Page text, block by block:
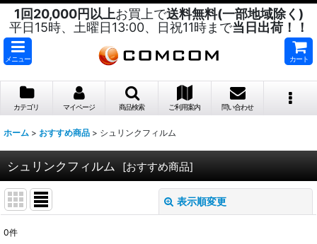
1回20,000円以上お買上で送料無料(一部地域除く)
平日15時、土曜日13:00、日祝11時まで当日出荷！！
メニュー カート
カテゴリ マイページ 商品検索 ご利用案内 問い合わせ
ホーム > おすすめ商品 > シュリンクフィルム
シュリンクフィルム [おすすめ商品]
表示順変更
0件